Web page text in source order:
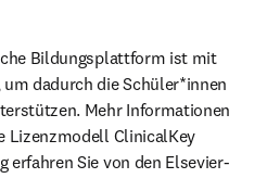
Bildungsplattform ist mit
dadurch die Schüler*innen
Mehr Informationen
Lizenzmodell ClinicalKey
erfahren Sie von den Elsevier-